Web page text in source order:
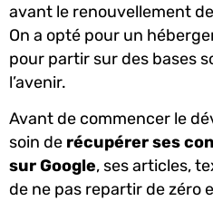
avant le renouvellement
On a opté pour un
pour partir sur des bases
l’avenir.
Avant de commencer le
soin de récupérer ses
sur Google, ses articles,
de ne pas repartir de zéro